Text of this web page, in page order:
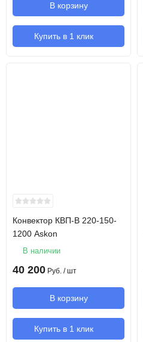
В корзину
Купить в 1 клик
Конвектор КВП-В 220-150-
1200 Askon
В наличии
40 200 Руб. / шт
В корзину
Купить в 1 клик